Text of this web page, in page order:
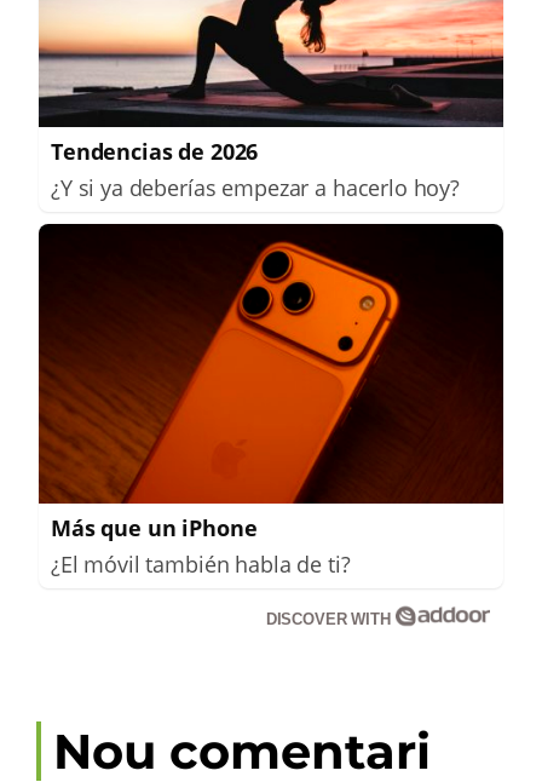
Tendencias de 2026
¿Y si ya deberías empezar a hacerlo hoy?
Más que un iPhone
¿El móvil también habla de ti?
DISCOVER WITH
Nou comentari